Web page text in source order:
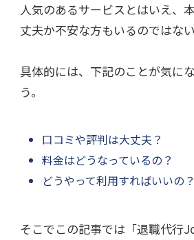
人気のあるサービスとはいえ、
丈夫か不安な方もいるのではな
具体的には、下記のことが気に
う。
口コミや評判は大丈夫？
料金はどうなっているの？
どうやって利用すればいいの？
そこでこの記事では「退職代行